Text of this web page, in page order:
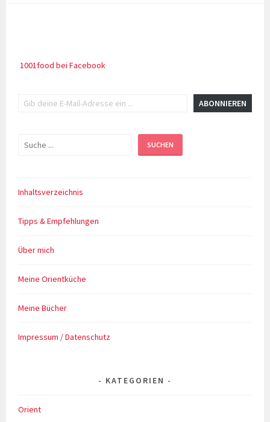
1001food bei Facebook
ABONNIEREN
Suchen SUCHEN
Inhaltsverzeichnis
Tipps & Empfehlungen
Über mich
Meine Orientküche
Meine Bücher
Impressum / Datenschutz
KATEGORIEN
Orient